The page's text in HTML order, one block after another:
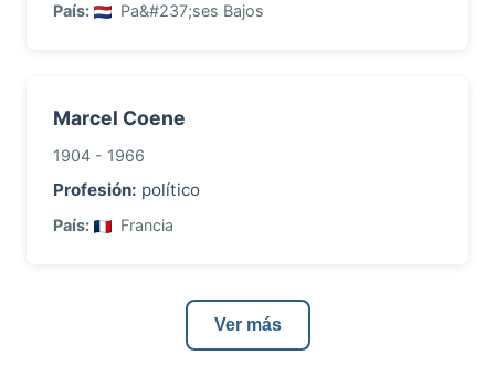
País: Pa&#237;ses Bajos
Marcel Coene
1904 - 1966
Profesión: político
País: Francia
Ver más